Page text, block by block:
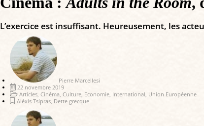
L’exercice est insuffisant. Heureusement, les
Pierre Marcellesi
22 novembre 2019
Articles, Cinéma, Culture, Economie, International, Union Européenne
Aléxis Tsípras, Dette grecque